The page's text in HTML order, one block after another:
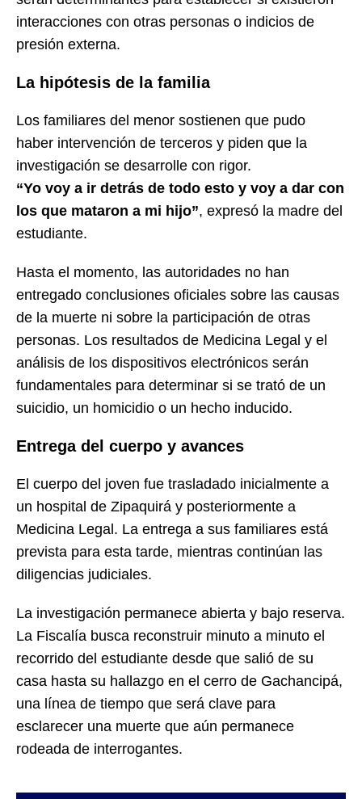
interacciones con otras personas o indicios de
presión externa.
La hipótesis de la familia
Los familiares del menor sostienen que pudo
haber intervención de terceros y piden que la
investigación se desarrolle con rigor.
“Yo voy a ir detrás de todo esto y voy a dar con
los que mataron a mi hijo”, expresó la madre del
estudiante.
Hasta el momento, las autoridades no han
entregado conclusiones oficiales sobre las causas
de la muerte ni sobre la participación de otras
personas. Los resultados de Medicina Legal y el
análisis de los dispositivos electrónicos serán
fundamentales para determinar si se trató de un
suicidio, un homicidio o un hecho inducido.
Entrega del cuerpo y avances
El cuerpo del joven fue trasladado inicialmente a
un hospital de Zipaquirá y posteriormente a
Medicina Legal. La entrega a sus familiares está
prevista para esta tarde, mientras continúan las
diligencias judiciales.
La investigación permanece abierta y bajo reserva.
La Fiscalía busca reconstruir minuto a minuto el
recorrido del estudiante desde que salió de su
casa hasta su hallazgo en el cerro de Gachancipá,
una línea de tiempo que será clave para
esclarecer una muerte que aún permanece
rodeada de interrogantes.